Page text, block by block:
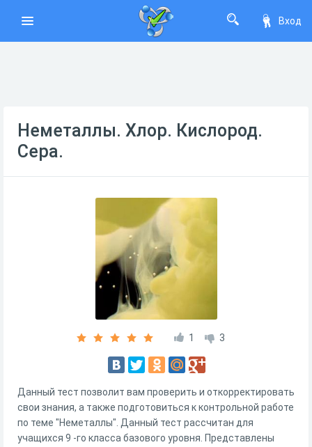
Вход
Неметаллы. Хлор. Кислород.
Сера.
1 3
Данный тест позволит вам проверить и откорректировать
свои знания, а также подготовиться к контрольной работе
по теме "Неметаллы". Данный тест рассчитан для
учащихся 9 -го класса базового уровня. Представлены